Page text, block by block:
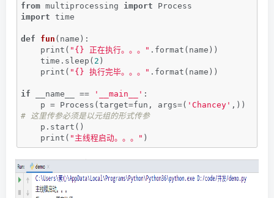
from multiprocessing import Process
import time
def fun (name) :
    print(
"{} 正在执行。。。" .format(name))
    time.sleep(
2 )
    print(
"{} 执行完毕。。。" .format(name))
if __name__ == '__main__' :
    p = Process(target=fun, args=(
'Chancey'
# 这里传参必须是以元组的形式传参
    p.start()
    print(
"主线程启动。。。" )